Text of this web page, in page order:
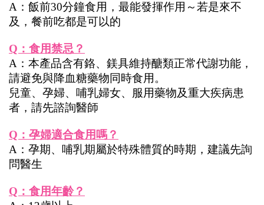
A：飯前30分鐘食用，最能發揮作用～若是來不
及，餐前吃都是可以的
Q：食用禁忌？
A：本產品含有鉻、鎂具維持醣類正常代謝功能，
請避免與降血糖藥物同時食用。
兒童、孕婦、哺乳婦女、服用藥物及重大疾病患
者，請先諮詢醫師
Q：孕婦適合食用嗎？
A：孕期、哺乳期屬於特殊體質的時期，建議先詢
問醫生
Q：食用年齡？